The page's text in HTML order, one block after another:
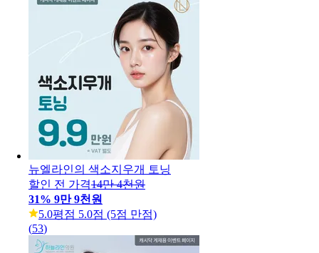
뉴엘라인의 색소지우개 토닝
할인 전 가격14만 4천원
31% 9만 9천원
5.0평점 5.0점 (5점 만점)
(53)